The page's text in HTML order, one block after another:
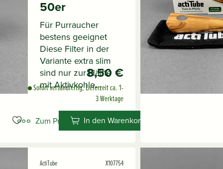
50er
Für Purraucher
bestens geeignet
Diese Filter in der
Variante extra slim
sind nur zur Hälfte
mit Aktivkohle...
8,50 €
Sofort versandfertig, Lieferzeit ca. 1-
3 Werktage
In den Warenkorb
Zum Produkt
ActiTube X107754